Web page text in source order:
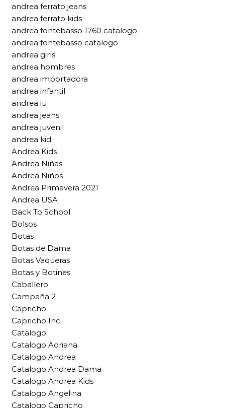
andrea ferrato jeans
andrea ferrato kids
andrea fontebasso 1760 catalogo
andrea fontebasso catalogo
andrea girls
andrea hombres
andrea importadora
andrea infantil
andrea iu
andrea jeans
andrea juvenil
andrea kid
Andrea Kids
Andrea Niñas
Andrea Niños
Andrea Primavera 2021
Andrea USA
Back To School
Bolsos
Botas
Botas de Dama
Botas Vaqueras
Botas y Botines
Caballero
Campaña 2
Capricho
Capricho Inc
Catalogo
Catalogo Adriana
Catalogo Andrea
Catalogo Andrea Dama
Catalogo Andrea Kids
Catalogo Angelina
Catalogo Capricho